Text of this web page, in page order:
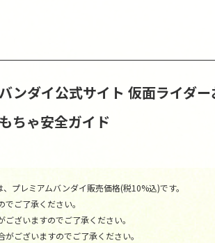
ンダイ公式サイト 仮面ライダ
ちゃ安全ガイド
プレミアムバンダイ販売価格(税10%込)です。
ご了承ください。
ざいますのでご了承ください。
ございますのでご了承ください。